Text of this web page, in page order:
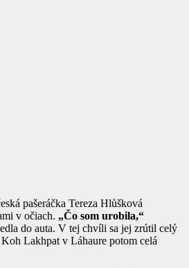
pašeráčka Tereza Hlůšková
v očiach. „Čo som urobila,“
do auta. V tej chvíli sa jej zrútil celý
Lakhpat v Láhaure potom celá